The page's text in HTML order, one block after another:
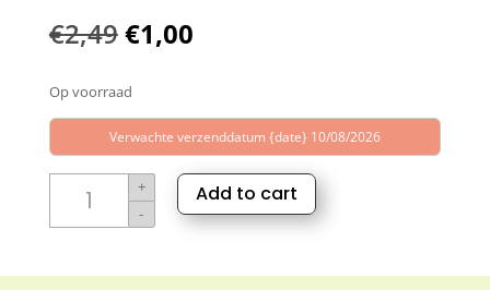
€2,49Oorspronkelijke
was:
€2,49.
€1,00Huidige
€1,00.
Op voorraad
Verwachte verzenddatum {date} 10/08/2026
Flowers
parfum
10ml
+
-
Add to cart